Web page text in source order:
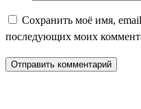
Сохранить моё имя, email
последующих моих